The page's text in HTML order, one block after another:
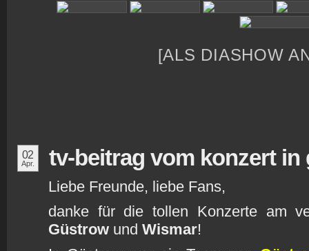
[ALS DIASHOW
02
Apr. tv-beitrag vom konzert in
Liebe Freunde, liebe Fans,
danke für die tollen Konzerte am
Güstrow und Wismar!